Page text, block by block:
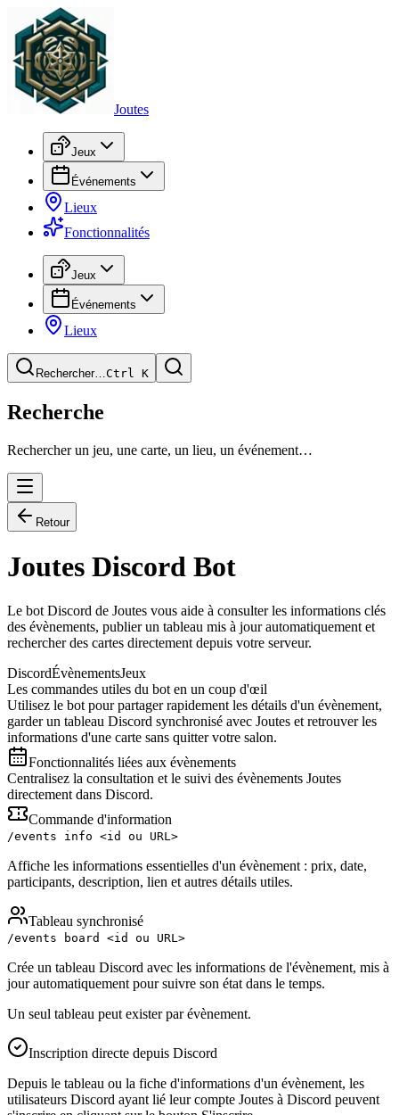
Joutes
Jeux
Événements
Lieux
Fonctionnalités
Jeux
Événements
Lieux
Rechercher…Ctrl K
Recherche
Rechercher un jeu, une carte, un lieu, un événement…
Retour
Joutes Discord Bot
Le bot Discord de Joutes vous aide à consulter les informations clés
des évènements, publier un tableau mis à jour automatiquement et
rechercher des cartes directement depuis votre serveur.
DiscordÉvènementsJeux
Les commandes utiles du bot en un coup d'œil
Utilisez le bot pour partager rapidement les détails d'un évènement,
garder un tableau Discord synchronisé avec Joutes et retrouver les
informations d'une carte sans quitter votre salon.
Fonctionnalités liées aux évènements
Centralisez la consultation et le suivi des évènements Joutes
directement dans Discord.
Commande d'information
/events info <id ou URL>
Affiche les informations essentielles d'un évènement : prix, date,
participants, description, lien et autres détails utiles.
Tableau synchronisé
/events board <id ou URL>
Crée un tableau Discord avec les informations de l'évènement, mis à
jour automatiquement pour suivre son état dans le temps.
Un seul tableau peut exister par évènement.
Inscription directe depuis Discord
Depuis le tableau ou la fiche d'informations d'un évènement, les
utilisateurs Discord ayant lié leur compte Joutes à Discord peuvent